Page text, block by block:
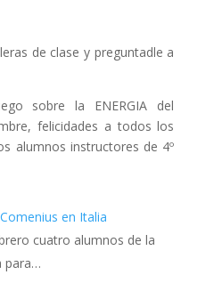
de clase y preguntadle a
sobre la ENERGIA del
felicidades a todos los
alumnos instructores de 4º
en Italia
cuatro alumnos de la
para…